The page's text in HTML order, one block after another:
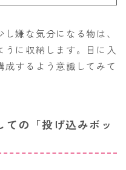
嫌な気分になる物は、
に収納します。目に入
成するよう意識してみて
の「投げ込みボッ